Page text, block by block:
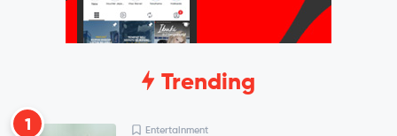
Trending
1 Entertainment